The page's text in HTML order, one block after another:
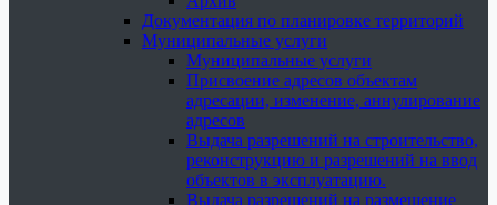
Документация по планировке территорий
Муниципальные услуги
Муниципальные услуги
Присвоение адресов объектам
адресации, изменение, аннулирование
адресов
Выдача разрешений на строительство,
реконструкцию и разрешений на ввод
объектов в эксплуатацию.
Выдача разрешений на размещение